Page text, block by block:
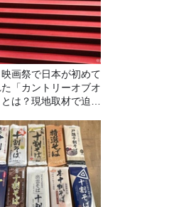
画祭で日本が初めて
「カントリーオブオ
は？現地取材で迫る